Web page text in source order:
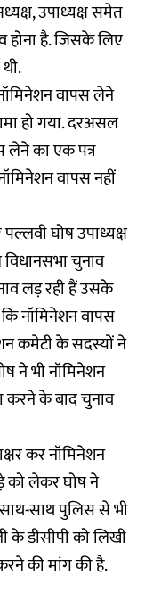
उपाध्यक्ष समेत
होना है. जिसके लिए
वापस लेने
हो गया. दरअसल
लेने का एक पत्र
वापस नहीं
घोष उपाध्यक्ष
चुनाव
लड़ रही हैं उसके
नॉमिनेशन वापस
कमेटी के सदस्यों ने
ने भी नॉमिनेशन
करने के बाद चुनाव
कर नॉमिनेशन
को लेकर घोष ने
साथ पुलिस से भी
के डीसीपी को लिखी
की मांग की है.